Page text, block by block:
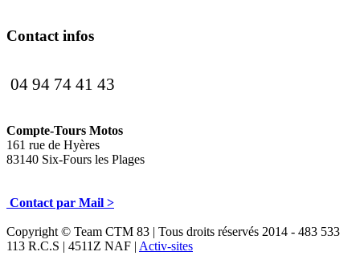
Contact infos
04 94 74 41 43
Compte-Tours Motos
161 rue de Hyères
83140 Six-Fours les Plages
Contact par Mail >
Copyright © Team CTM 83 | Tous droits réservés 2014 - 483 533
113 R.C.S | 4511Z NAF | Activ-sites